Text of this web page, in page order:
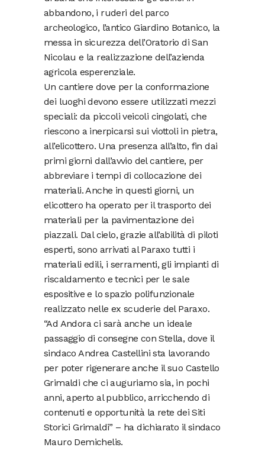
abbandono, i ruderi del parco
archeologico, l’antico Giardino Botanico, la
messa in sicurezza dell’Oratorio di San
Nicolau e la realizzazione dell’azienda
agricola esperenziale.
Un cantiere dove per la conformazione
dei luoghi devono essere utilizzati mezzi
speciali: da piccoli veicoli cingolati, che
riescono a inerpicarsi sui viottoli in pietra,
all’elicottero. Una presenza all’alto, fin dai
primi giorni dall’avvio del cantiere, per
abbreviare i tempi di collocazione dei
materiali. Anche in questi giorni, un
elicottero ha operato per il trasporto dei
materiali per la pavimentazione dei
piazzali. Dal cielo, grazie all’abilità di piloti
esperti, sono arrivati al Paraxo tutti i
materiali edili, i serramenti, gli impianti di
riscaldamento e tecnici per le sale
espositive e lo spazio polifunzionale
realizzato nelle ex scuderie del Paraxo.
“Ad Andora ci sarà anche un ideale
passaggio di consegne con Stella, dove il
sindaco Andrea Castellini sta lavorando
per poter rigenerare anche il suo Castello
Grimaldi che ci auguriamo sia, in pochi
anni, aperto al pubblico, arricchendo di
contenuti e opportunità la rete dei Siti
Storici Grimaldi” – ha dichiarato il sindaco
Mauro Demichelis.